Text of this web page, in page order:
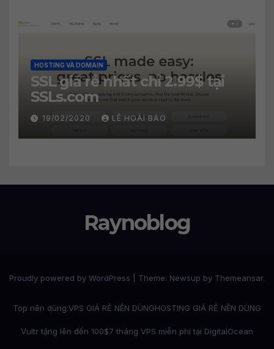
HOSTING VÀ DOMAIN
SSL giá rẻ nhất chỉ 2.99$ tại
SSLs.com
19/02/2020 LÊ HOÀI BẢO
Raynoblog
Proudly powered by WordPress Theme: Newsup by Themeansar.
Top nên dùng:VPS GIÁ RẺ NÊN DÙNGHOSTING GIÁ RẺ NÊN DÙNG
Vultr tặng lên đến 100$7 tháng VPS miễn phí tại DigitalOcean